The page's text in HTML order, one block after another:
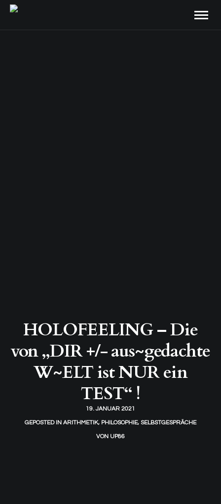
HOLOFEELING – Die
von „DIR +/- aus~gedachte
W~ELT ist NUR ein
TEST“ !
19. JANUAR 2021
GEPOSTED IN ARITHMETIK, PHILOSOPHIE, SELBSTGESPRÄCHE
VON UP86